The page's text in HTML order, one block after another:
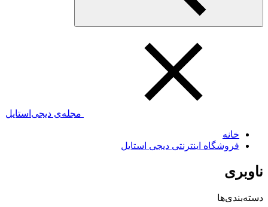
مجله‌ی دیجی‌استایل
خانه
فروشگاه اینترنتی دیجی استایل
ناوبری
دسته‌بندی‌ها